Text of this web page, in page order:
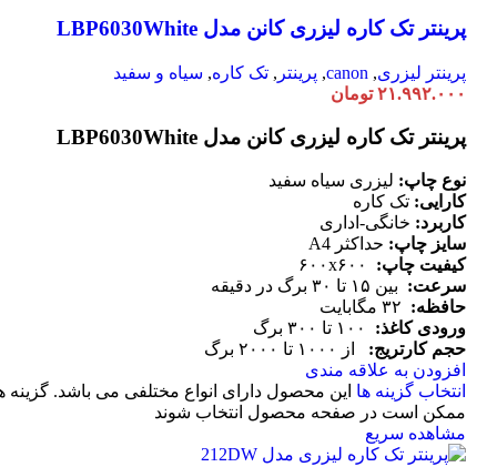
پرینتر تک کاره لیزری کانن مدل LBP6030White
پرینتر لیزری,
canon
, پرینتر , تک کاره, سیاه و سفید
۲۱.۹۹۲.۰۰۰ تومان
پرینتر تک کاره لیزری کانن مدل LBP6030White
نوع چاپ: لیزری سیاه سفید
کارایی: تک کاره
کاربرد: خانگی-اداری
سایز چاپ: حداکثر A4
کیفیت چاپ:
۶۰۰x۶۰۰
سرعت: بین ۱۵ تا ۳۰ برگ در دقیقه
حافظه: ۳۲ مگابایت
ورودی کاغذ:
۱۰۰ تا ۳۰۰ برگ
حجم کارتریج:
از ۱۰۰۰ تا ۲۰۰۰ برگ
افزودن به علاقه مندی
انتخاب گزینه ها این محصول دارای انواع مختلفی می باشد. گزینه
ممکن است در صفحه محصول انتخاب شوند
مشاهده سریع